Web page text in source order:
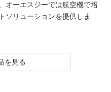
オーエスジーでは航空機で培
ソリューションを提供しま
を見る